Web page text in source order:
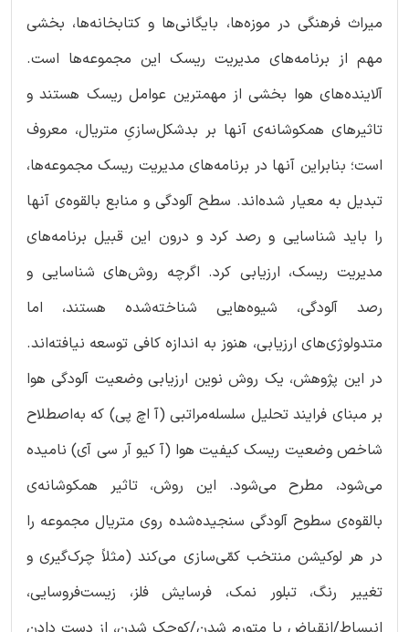
میراث فرهنگی در موزه‌ها، بایگانی‌ها و کتابخانه‌ها، بخشی
مهم از برنامه‌های مدیریت ریسک این مجموعه‌ها است.
آلاینده‌های هوا بخشی از مهمترین عوامل ریسک هستند و
تاثیرهای همکوشانه‌ی آنها بر بدشکل‌سازیِ متریال، معروف
است؛ بنابراین آنها در برنامه‌های مدیریت ریسک مجموعه‌ها،
تبدیل به معیار شده‌اند. سطح آلودگی و منابع بالقوه‌ی آنها
را باید شناسایی و رصد کرد و درون این قبیل برنامه‌های
مدیریت ریسک، ارزیابی کرد. اگرچه روش‌های شناسایی و
رصد آلودگی، شیوه‌هایی شناخته‌شده هستند، اما
متدولوژی‌های ارزیابی، هنوز به اندازه کافی توسعه نیافته‌اند.
در این پژوهش، یک روش نوین ارزیابی وضعیت آلودگی هوا
بر مبنای فرایند تحلیل سلسله‌مراتبی (آ اچ پی) که به‌اصطلاح
شاخص وضعیت ریسک کیفیت هوا (آ کیو آر سی آی) نامیده
می‌شود، مطرح می‌شود. این روش، تاثیر همکوشانه‌ی
بالقوه‌ی سطوح آلودگی سنجیده‌شده‌ روی متریال مجموعه را
در هر لوکیشن منتخب کمّی‌سازی می‌کند (مثلاً چرک‌گیری و
تغییر رنگ، تبلور نمک، فرسایش فلز، زیست‌فروسایی،